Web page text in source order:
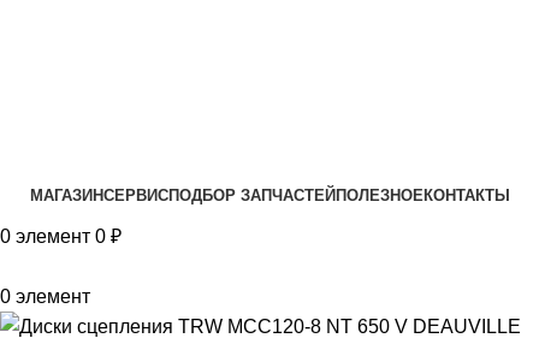
МАГАЗИНСЕРВИСПОДБОР ЗАПЧАСТЕЙ ПОЛЕЗНОЕКОНТАКТЫ
0 элемент 0 ₽
0 элемент